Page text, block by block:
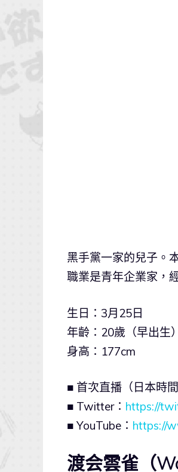
黑手黨一家的兒子。
職業是青年企業家，
生日：3月25日
年齡：20歲（早出生）
身高：177cm
■ 首次直播（日本時
■ Twitter： https://
■ YouTube： https://
渡会雲雀（